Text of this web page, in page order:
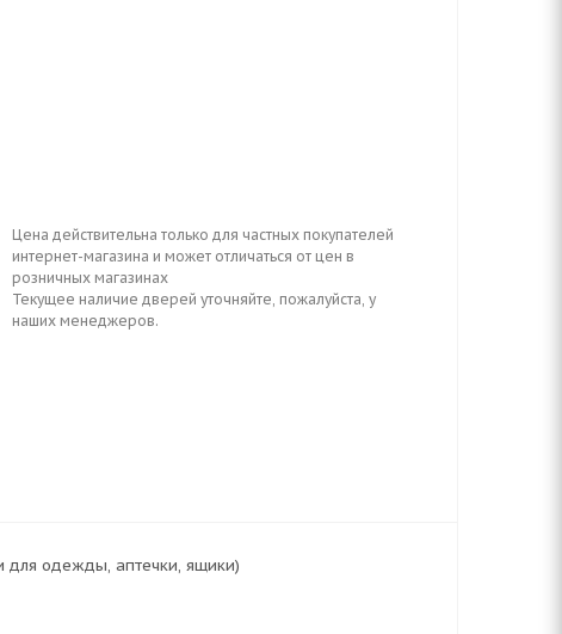
Цена действительна только для частных покупателей
интернет-магазина и может отличаться от цен в
розничных магазинах
Текущее наличие дверей уточняйте, пожалуйста, у
наших менеджеров.
для одежды, аптечки, ящики)